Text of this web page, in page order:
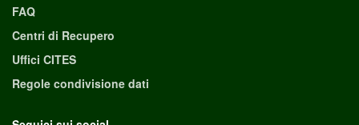
FAQ
Centri di Recupero
Uffici CITES
Regole condivisione dati